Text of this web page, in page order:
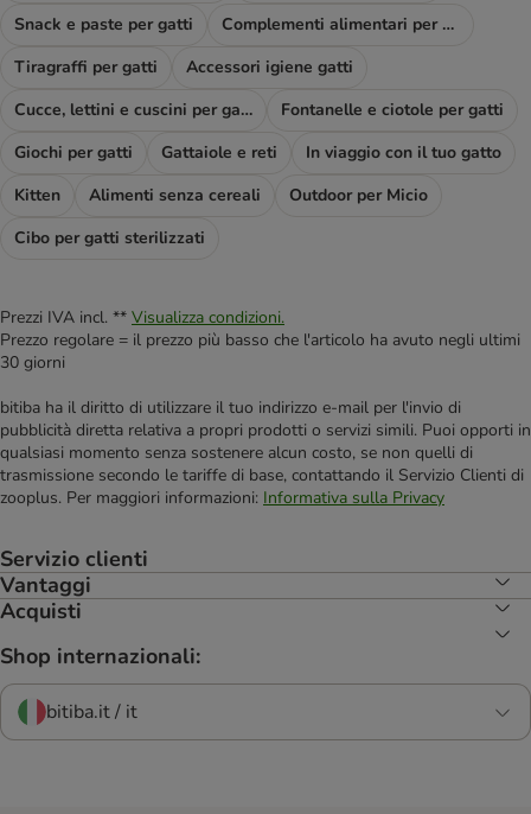
Snack e paste per gatti
Complementi alimentari per gatti
Tiragraffi per gatti
Accessori igiene gatti
Cucce, lettini e cuscini per gatti
Fontanelle e ciotole per gatti
Giochi per gatti
Gattaiole e reti
In viaggio con il tuo gatto
Kitten
Alimenti senza cereali
Outdoor per Micio
Cibo per gatti sterilizzati
Prezzi IVA incl. ** Visualizza condizioni.
Prezzo regolare = il prezzo più basso che l'articolo ha avuto negli ultimi
30 giorni
bitiba ha il diritto di utilizzare il tuo indirizzo e-mail per l'invio di
pubblicità diretta relativa a propri prodotti o servizi simili. Puoi opporti in
qualsiasi momento senza sostenere alcun costo, se non quelli di
trasmissione secondo le tariffe di base, contattando il Servizio Clienti di
zooplus. Per maggiori informazioni: Informativa sulla Privacy
Servizio clienti
Vantaggi
Acquisti
Shop internazionali:
bitiba.it / it